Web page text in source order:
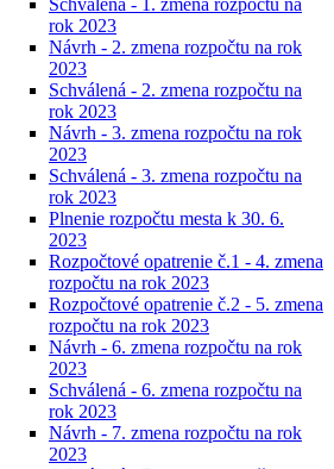
Schválená - 1. zmena rozpočtu na
rok 2023
Návrh - 2. zmena rozpočtu na rok
2023
Schválená - 2. zmena rozpočtu na
rok 2023
Návrh - 3. zmena rozpočtu na rok
2023
Schválená - 3. zmena rozpočtu na
rok 2023
Plnenie rozpočtu mesta k 30. 6.
2023
Rozpočtové opatrenie č.1 - 4. zmena
rozpočtu na rok 2023
Rozpočtové opatrenie č.2 - 5. zmena
rozpočtu na rok 2023
Návrh - 6. zmena rozpočtu na rok
2023
Schválená - 6. zmena rozpočtu na
rok 2023
Návrh - 7. zmena rozpočtu na rok
2023